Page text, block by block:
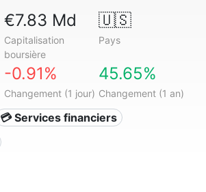
€7.83 Md
Capitalisation
boursière
🇺🇸
Pays
-0.91%
Changement (1 jour)
45.65%
Changement (1 an)
💳 Services financiers